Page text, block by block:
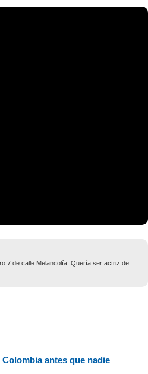
7 de calle Melancolía. Quería ser actriz de
antes que nadie